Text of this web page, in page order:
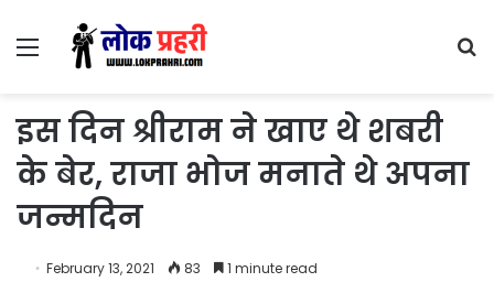
Menu
इस दिन श्रीराम ने खाए थे शबरी
के बेर, राजा भोज मनाते थे अपना
जन्मदिन
February 13, 2021 83 1 minute read